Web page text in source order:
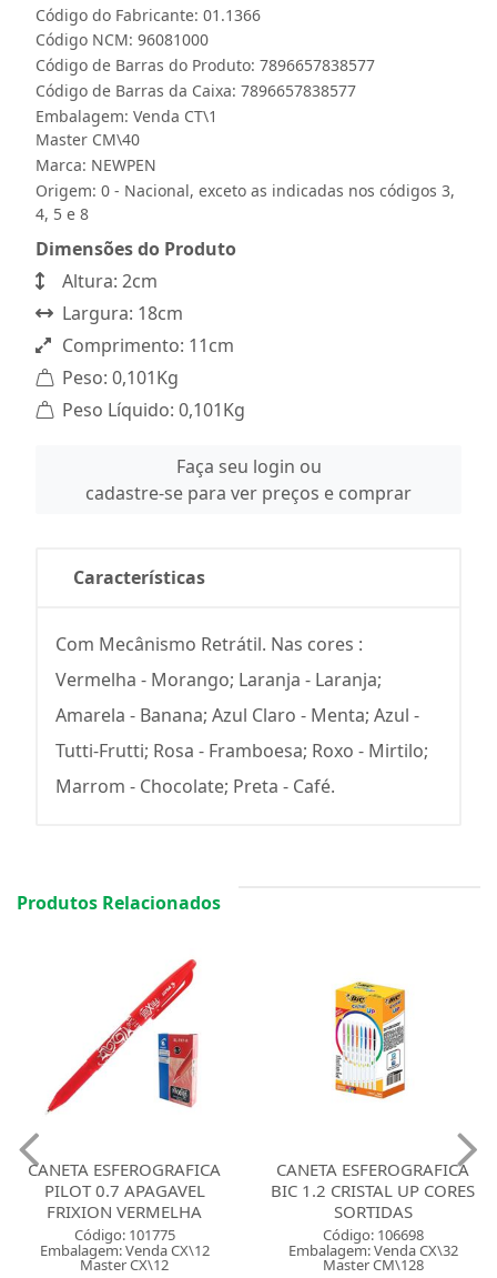
Código do Fabricante: 01.1366
Código NCM: 96081000
Código de Barras do Produto: 7896657838577
Código de Barras da Caixa: 7896657838577
Embalagem: Venda CT\1
Master CM\40
Marca: NEWPEN
Origem: 0 - Nacional, exceto as indicadas nos códigos 3,
4, 5 e 8
Dimensões do Produto
Altura: 2cm
Largura: 18cm
Comprimento: 11cm
Peso: 0,101Kg
Peso Líquido: 0,101Kg
Faça seu login ou
cadastre-se para ver preços e comprar
Características
Com Mecânismo Retrátil. Nas cores :
Vermelha - Morango; Laranja - Laranja;
Amarela - Banana; Azul Claro - Menta; Azul -
Tutti-Frutti; Rosa - Framboesa; Roxo - Mirtilo;
Marrom - Chocolate; Preta - Café.
Produtos Relacionados
CANETA ESFEROGRAFICA
PILOT 0.7 APAGAVEL
FRIXION VERMELHA
Código: 101775
Embalagem: Venda CX\12
Master CX\12
CANETA ESFEROGRAFICA
BIC 1.2 CRISTAL UP CORES
SORTIDAS
Código: 106698
Embalagem: Venda CX\32
Master CM\128